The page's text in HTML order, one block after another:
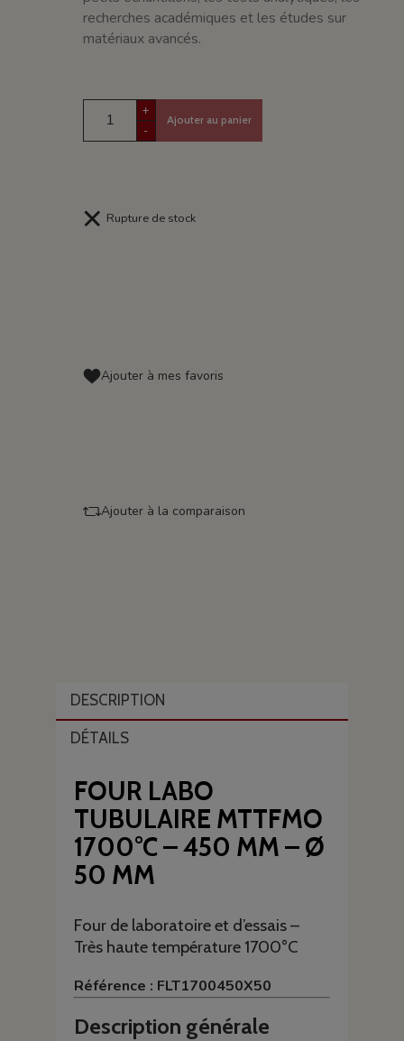
recherches académiques et les études sur
matériaux avancés.
+
-
Ajouter au panier
Rupture de stock
Ajouter à mes favoris
Ajouter à la comparaison
DESCRIPTION
DÉTAILS
FOUR LABO
TUBULAIRE MTTFMO
1700°C – 450 MM – Ø
50 MM
Four de laboratoire et d’essais –
Très haute température 1700°C
Référence : FLT1700450X50
Description générale